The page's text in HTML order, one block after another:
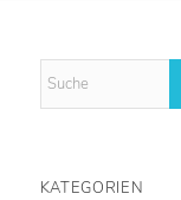
KATE­GO­RIEN